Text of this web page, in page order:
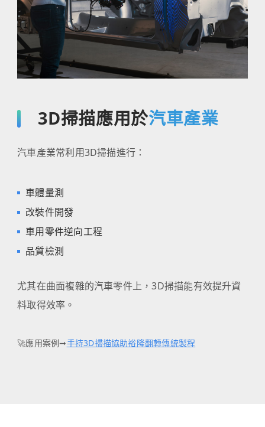
3D掃描應用於汽車產業
汽車產業常利用3D掃描進行：
車體量測
改裝件開發
車用零件逆向工程
品質檢測
尤其在曲面複雜的汽車零件上，3D掃描能有效提升資
料取得效率。
🚀應用案例➞手持3D掃描協助裕隆翻轉傳統製程